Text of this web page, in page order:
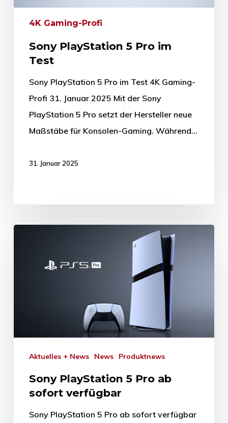
4K Gaming-Profi
Sony PlayStation 5 Pro im
Test
Sony PlayStation 5 Pro im Test 4K Gaming-
Profi 31. Januar 2025 Mit der Sony
PlayStation 5 Pro setzt der Hersteller neue
Maßstäbe für Konsolen-Gaming. Während…
31. Januar 2025
Aktuelles + News News Produktnews
Sony PlayStation 5 Pro ab
sofort verfügbar
Sony PlayStation 5 Pro ab sofort verfügbar